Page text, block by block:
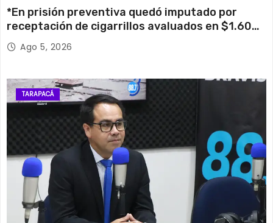
*En prisión preventiva quedó imputado por
receptación de cigarrillos avaluados en $1.600
millones*
Ago 5, 2026
TARAPACÁ